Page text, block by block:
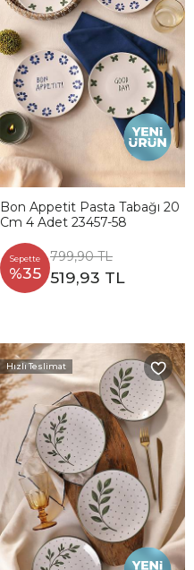
Bon Appetit Pasta Tabağı 20
Cm 4 Adet 23457-58
Sepette
%35
799,90 TL
519,93 TL
Hızlı Teslimat